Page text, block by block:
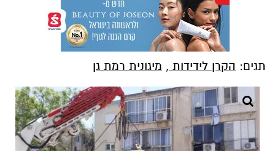
תגים: הקרן לידידות , מיגונית רמת גן